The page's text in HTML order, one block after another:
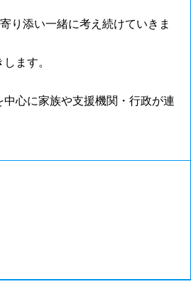
り添い一緒に考え続けていきま
ます。
中心に家族や支援機関・行政が連